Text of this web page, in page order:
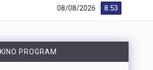
8:53
08/08/2026
KINO PROGRAM